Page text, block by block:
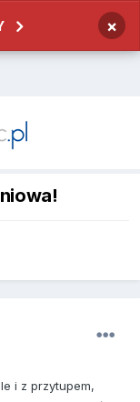
×
i z przytupem,